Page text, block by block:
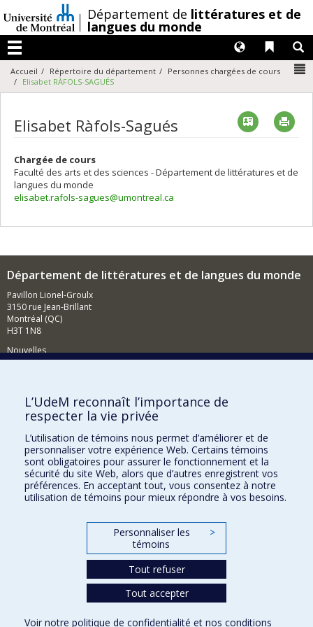
au
contenu
/Département de littératures et de
langues du monde
Menu
Liens
Langues
Accueil Répertoire du département
Personnes chargées de cours
Elisabet RÀFOLS-SAGUÉS
Elisabet Ràfols-Sagués Vcard
Chargée de cours
Faculté des arts et des sciences - Département de littératures et de
langues du monde
elisabet.rafols-sagues@umontreal.ca
Département de littératures et de langues du monde
Pavillon Lionel-Groulx
3150 rue Jean-Brillant
Montréal (QC)
H3T 1N8
Nouvelles
Comment soutenir le Département?
BESOIN D'AIDE?
Plan du site
Signaler une erreur
Accessibilité
FACULTÉ DES ARTS ET DES SCIENCES
Nos départements et écoles
L’UdeM reconnaît l’importance de
respecter la vie privée
L’utilisation de témoins nous permet d’améliorer et de
personnaliser votre expérience Web. Certains témoins
sont obligatoires pour assurer le fonctionnement et la
sécurité du site Web, alors que d’autres enregistrent vos
préférences. En acceptant tout, vous consentez à notre
utilisation de témoins pour mieux répondre à vos besoins.
Personnaliser les
témoins
>
Tout refuser
Tout accepter
Voir notre politique de confidentialité et nos conditions